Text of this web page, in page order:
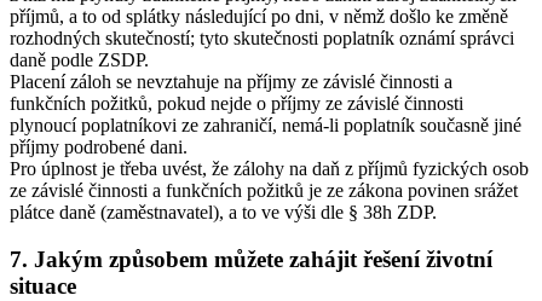
příjmů, a to od splátky následující po dni, v němž došlo ke změně
rozhodných skutečností; tyto skutečnosti poplatník oznámí správci
daně podle ZSDP.
Placení záloh se nevztahuje na příjmy ze závislé činnosti a
funkčních požitků, pokud nejde o příjmy ze závislé činnosti
plynoucí poplatníkovi ze zahraničí, nemá-li poplatník současně jiné
příjmy podrobené dani.
Pro úplnost je třeba uvést, že zálohy na daň z příjmů fyzických osob
ze závislé činnosti a funkčních požitků je ze zákona povinen srážet
plátce daně (zaměstnavatel), a to ve výši dle § 38h ZDP.
7. Jakým způsobem můžete zahájit řešení životní
situace